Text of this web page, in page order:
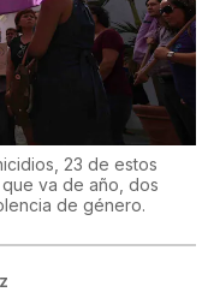
23 de estos
que va de año, dos
de género.